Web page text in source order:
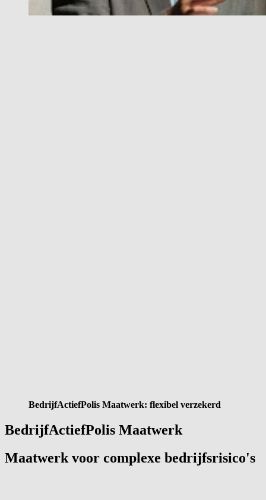
BedrijfActiefPolis Maatwerk: flexibel verzekerd
BedrijfActiefPolis Maatwerk
Maatwerk voor complexe bedrijfsrisico's